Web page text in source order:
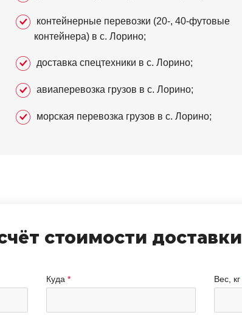
контейнерные перевозки (20-, 40-футовые
контейнера) в с. Лорино;
доставка спецтехники в с. Лорино;
авиаперевозка грузов в с. Лорино;
морская перевозка грузов в с. Лорино;
стоимости доставки
Куда Вес, кг